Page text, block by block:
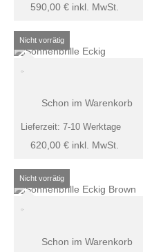
590,00 € inkl. MwSt.
620,00 € inkl. MwSt.
Lieferzeit: 7-10 Werktage
Schon im Warenkorb
Schon im Warenkorb